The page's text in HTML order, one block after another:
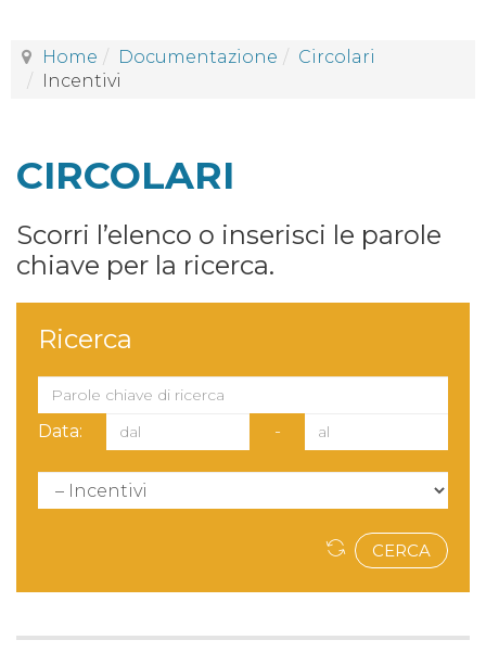
Home Documentazione
Circolari
Incentivi
CIRCOLARI
Scorri l’elenco o inserisci le parole
chiave per la ricerca.
Ricerca
Data: -
CERCA